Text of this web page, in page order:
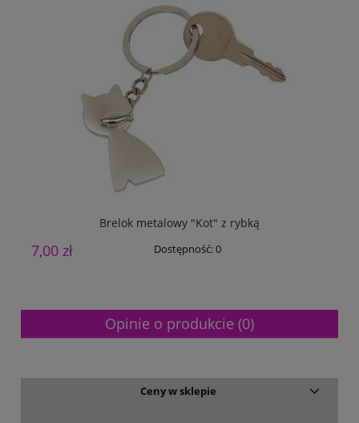
Brelok metalowy "Kot" z rybką
7,00 zł Dostępność:0
Opinie o produkcie (0)
Ceny w sklepie